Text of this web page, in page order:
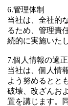
6.管理体制
当社は、全社的
るため、管理責
続的に実施いた
7.個人情報の適
当社は、個人情
よう努めるとと
破壊、改ざんお
置を講じます。